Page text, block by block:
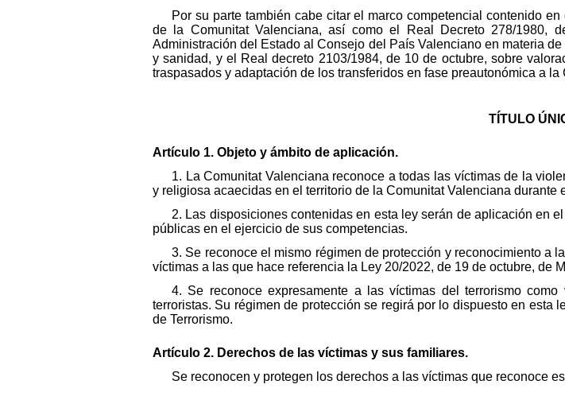
Por su parte también cabe citar el marco competencial contenido en
de la Comunitat Valenciana, así como el Real Decreto 278/1980,
Administración del Estado al Consejo del País Valenciano en materia
y sanidad, y el Real decreto 2103/1984, de 10 de octubre, sobre
traspasados y adaptación de los transferidos en fase preautonómica a
TÍTULO
Artículo 1. Objeto y ámbito de aplicación.
1. La Comunitat Valenciana reconoce a todas las víctimas de la
y religiosa acaecidas en el territorio de la Comunitat Valenciana
2. Las disposiciones contenidas en esta ley serán de aplicación en
públicas en el ejercicio de sus competencias.
3. Se reconoce el mismo régimen de protección y reconocimiento a
víctimas a las que hace referencia la Ley 20/2022, de 19 de octubre, de
4. Se reconoce expresamente a las víctimas del terrorismo
terroristas. Su régimen de protección se regirá por lo dispuesto en esta
de Terrorismo.
Artículo 2. Derechos de las víctimas y sus familiares.
Se reconocen y protegen los derechos a las víctimas que reconoce